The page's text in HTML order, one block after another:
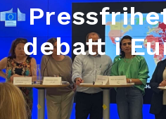
debatt i